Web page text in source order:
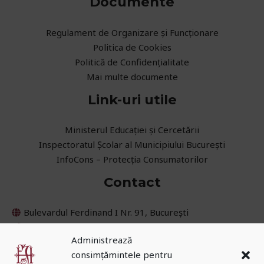
Administrează
consimțămintele pentru
Regulament de Organizare și Funcționare
Politica de Cookies
Politică de Confidențialitate
Mai multe documente
Link-uri utile
Ministerul Educaţiei și Cercetării
Inspectoratul Școlar al Municipiului București
InfoCons – Protecția Consumatorilor
Contact
Bulevardul Ferdinand I Nr. 91, București
021 252 45 08
031 405 62 30
secretariat@cnih.ro